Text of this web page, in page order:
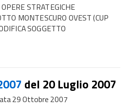
STRATEGICHE
MONTESCURO OVEST (CUP
SOGGETTO
del 20 Luglio 2007
29 Ottobre 2007